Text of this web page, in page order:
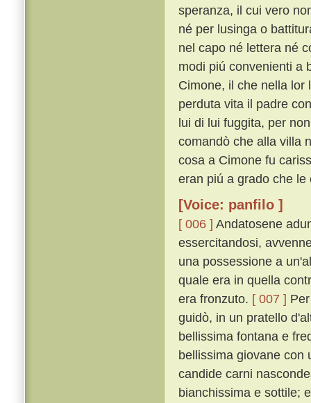
speranza, il cui vero
né per lusinga o
nel capo né lettera né
modi piú convenienti a
Cimone, il che nella
perduta vita il padre
lui di lui fuggita, per
comandò che alla villa
cosa a Cimone fu
eran piú a grado che le
[Voice: panfilo ]
[ 006 ] Andatosene
essercitandosi,
una possessione a
quale era in quella
era fronzuto. [ 007 ]
guidò, in un pratello
bellissima fontana e
bellissima giovane con
candide carni
bianchissima e sottile;